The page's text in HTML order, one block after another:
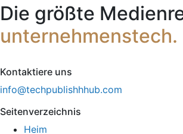
Die größte
unternehmenstech.
Kontaktiere uns
info@techpublishhhub.com
Seitenverzeichnis
Heim